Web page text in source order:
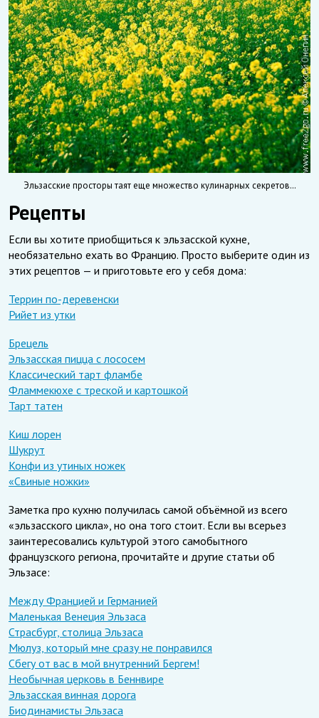
Эльзасские просторы таят еще множество кулинарных секретов…
Рецепты
Если вы хотите приобщиться к эльзасской кухне,
необязательно ехать во Францию. Просто выберите один из
этих рецептов — и приготовьте его у себя дома:
Террин по-деревенски
Рийет из утки
Брецель
Эльзасская пицца с лососем
Классический тарт фламбе
Фламмекюхе с треской и картошкой
Тарт татен
Киш лорен
Шукрут
Конфи из утиных ножек
«Свиные ножки»
Заметка про кухню получилась самой объёмной из всего
«эльзасского цикла», но она того стоит. Если вы всерьез
заинтересовались культурой этого самобытного
французского региона, прочитайте и другие статьи об
Эльзасе:
Между Францией и Германией
Маленькая Венеция Эльзаса
Страсбург, столица Эльзаса
Мюлуз, который мне сразу не понравился
Сбегу от вас в мой внутренний Бергем!
Необычная церковь в Беннвире
Эльзасская винная дорога
Биодинамисты Эльзаса